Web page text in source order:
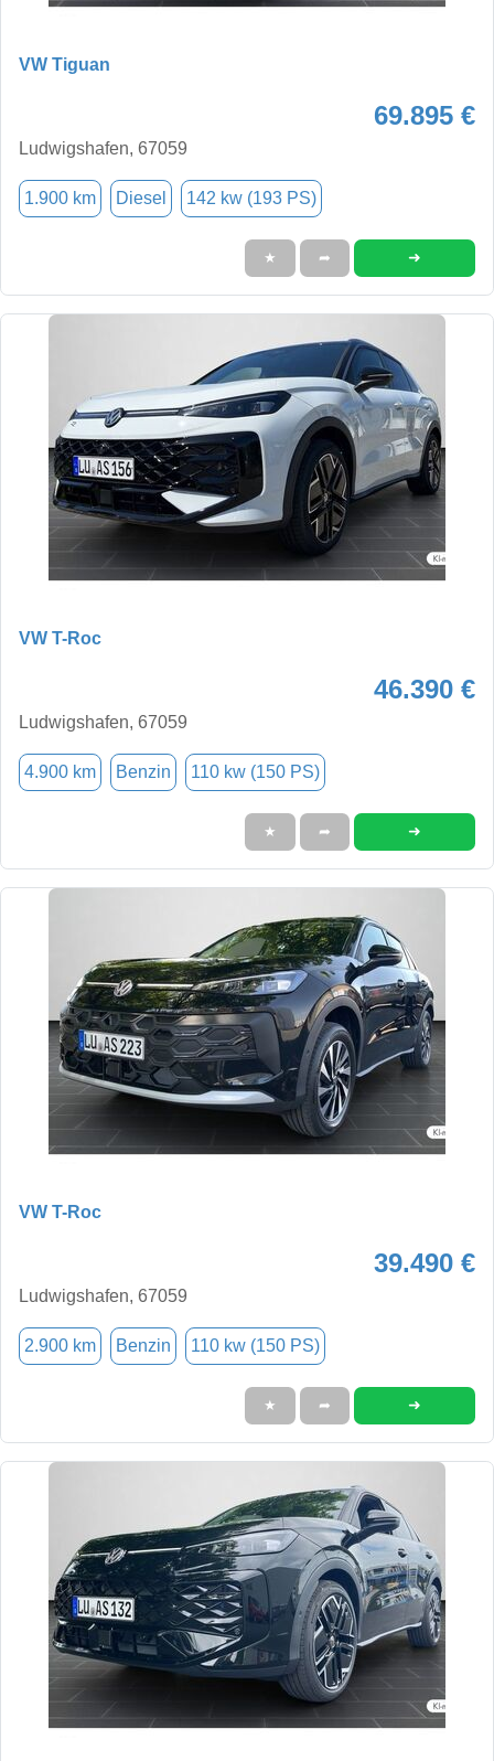
VW Tiguan
69.895 €
Ludwigshafen, 67059
1.900 km Diesel 142 kw (193 PS)
★ ➦ ➜
VW T-Roc
46.390 €
Ludwigshafen, 67059
4.900 km Benzin 110 kw (150 PS)
★ ➦ ➜
VW T-Roc
39.490 €
Ludwigshafen, 67059
2.900 km Benzin 110 kw (150 PS)
★ ➦ ➜